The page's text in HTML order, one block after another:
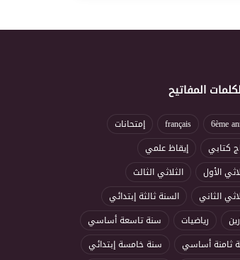
المفاتيح
6ème
français
إمتحانات
كتابي
إيقاظ علمي
الأول
الثلاثي الثالث
الثاني
السنة ثالثة إبتدائي
رياضيات
سنة تاسعة أساسي
ثامنة أساسي
سنة خامسة إبتدائي